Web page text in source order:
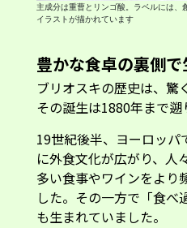
主成分は重曹とリンゴ酸。ラベルには、
イラストが描かれています
豊かな食卓の裏側
ブリオスキの歴史は、驚
その誕生は1880年まで遡
19世紀後半、ヨーロッパ
に外食文化が広がり、人
多い食事やワインをより
した。その一方で「食べ
も生まれていました。